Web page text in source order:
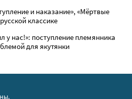
и наказание», «Мёртвые
классике
у нас!»: поступление племянника
для якутянки